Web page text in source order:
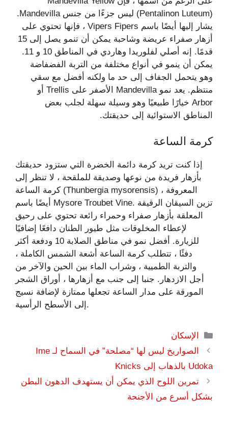
(Pentalinon Luteum) ليس جزءًا من جنس Mandevilla.
يشار إليها أيضًا باسم Vipers Fipers ، فإنها تحتوي على
أزهار صفراء عريضة وشاحبة يمكن أن تنمو يصل إلى 15
قدمًا. إنه أصلي لفلوريدا وهاردي في المناطق 10 و 11.
يمكن أن ينمو في أنواع مختلفة من التربة الفضفاضة
وهو يتحمل الجفاف إلى حد ما ولكنه أفضل مع سقي
منتظم. يعد نمو Mandevilla الأصفر على Trellis أو
Arbor خيارًا طبيعيًا وهو وسيلة سهلة لجلب بعض
المناطق الاستوائية إلى حديقتك.
كرمة الساعة
إذا كنت تريد كرمة دائمة الخضرة التي ستزود حديقتك
بأزهار فريدة من نوعها وصديقة للملقحة ، لا تنظر إلى
كرمة الساعة (Thunbergia mysorensis) ، المعروفة
أيضًا باسم Mysore Troubet Vine. تزين السيقان الرقيقة
المعلقة بأزهار صفراء وحمراء رائعة تحتوي على رحيق
لإعطاء المخلوقات مثل طيور الطنان دافعًا إضافيًا
للزيارة. أفضل نمو في مناطق الصلابة 10 ودفعة أكثر
دفئًا ، تتطلب كرمة الساعة أشعة الشمس الكاملة ،
والتربة الطميية ، وشراب الماء بين الحين والآخر من
أجل الازدهار. جنبا إلى جنب مع أزهارها ، أوراق الشجر
المورقة على مدار الساعة تجعلها ممتازة لإضافة نسيج
إلى الأسطح الرأسية.
التصنيفات
الإسكان
الصواريخ ليس لها “مصلحة” في السماح لـ Ime
Udoka بالذهاب إلى Knicks
تمرين اللوح الذي يمكن أن يستهدف الدهون البطن
بشكل أسرع من الأجنحة